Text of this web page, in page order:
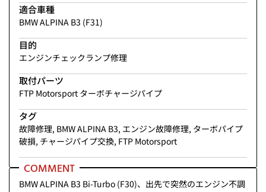
適合車種
BMW ALPINA B3 (F31)
目的
エンジンチェックランプ修理
取付パーツ
FTP Motorsport ターボチャージパイプ
タグ
故障修理, BMW ALPINA B3, エンジン故障修理, ターボパイプ
破損, チャージパイプ交換, FTP Motorsport
COMMENT
BMW ALPINA B3 Bi-Turbo (F30)、出先で突然のエンジン不調